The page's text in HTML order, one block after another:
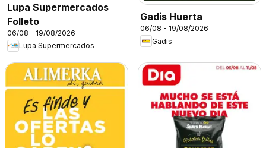
Lupa Supermercados
Folleto
06/08 - 19/08/2026
Lupa Supermercados
Gadis Huerta
06/08 - 19/08/2026
Gadis